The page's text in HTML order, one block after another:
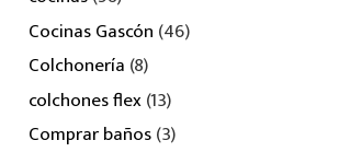
Cocinas Gascón (46)
Colchonería (8)
colchones flex(13)
Comprar baños(3)